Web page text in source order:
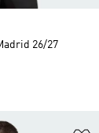
26/27